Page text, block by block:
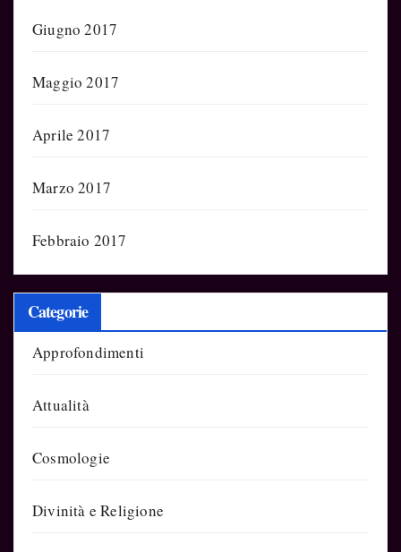
Giugno 2017
Maggio 2017
Aprile 2017
Marzo 2017
Febbraio 2017
Categorie
Approfondimenti
Attualità
Cosmologie
Divinità e Religione